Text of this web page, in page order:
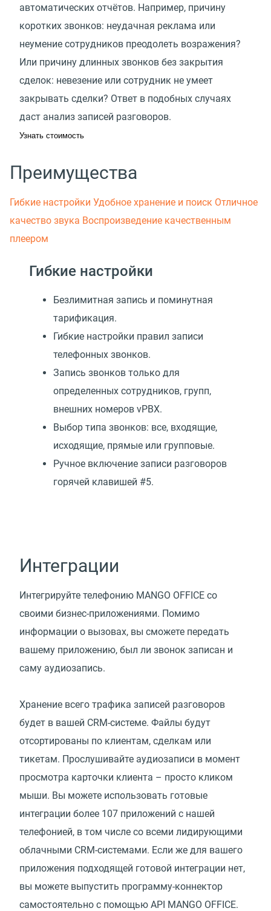
автоматических отчётов. Например, причину
коротких звонков: неудачная реклама или
неумение сотрудников преодолеть возражения?
Или причину длинных звонков без закрытия
сделок: невезение или сотрудник не умеет
закрывать сделки? Ответ в подобных случаях
даст анализ записей разговоров.
Узнать стоимость
Преимущества
Гибкие настройки Удобное хранение и поиск Отличное
качество звука Воспроизведение качественным
плеером
Гибкие настройки
Безлимитная запись и поминутная
тарификация.
Гибкие настройки правил записи
телефонных звонков.
Запись звонков только для
определенных сотрудников, групп,
внешних номеров vPBX.
Выбор типа звонков: все, входящие,
исходящие, прямые или групповые.
Ручное включение записи разговоров
горячей клавишей #5.
Интеграции
Интегрируйте телефонию MANGO OFFICE со
своими бизнес-приложениями. Помимо
информации о вызовах, вы сможете передать
вашему приложению, был ли звонок записан и
саму аудиозапись.
Хранение всего трафика записей разговоров
будет в вашей CRM-системе. Файлы будут
отсортированы по клиентам, сделкам или
тикетам. Прослушивайте аудиозаписи в момент
просмотра карточки клиента – просто кликом
мыши. Вы можете использовать готовые
интеграции более 107 приложений с нашей
телефонией, в том числе со всеми лидирующими
облачными CRM-системами. Если же для вашего
приложения подходящей готовой интеграции нет,
вы можете выпустить программу-коннектор
самостоятельно с помощью API MANGO OFFICE.